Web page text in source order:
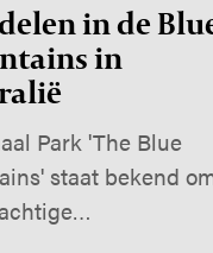
in de
in
Park 'The Blue
staat bekend